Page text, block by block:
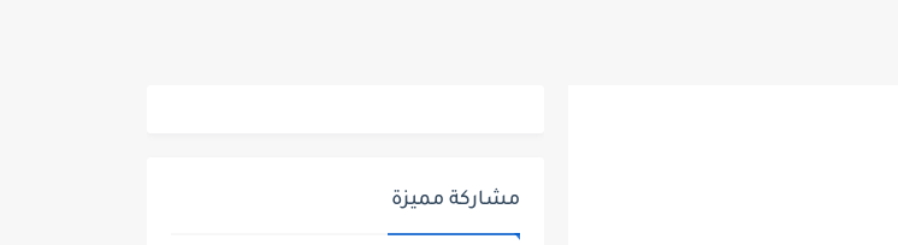
مشاركة مميزة